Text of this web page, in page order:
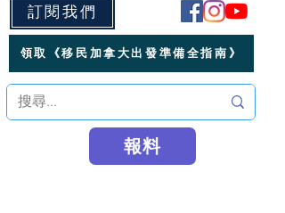
訂閱我們
領取《移民加拿大出發準備全指南》
報料